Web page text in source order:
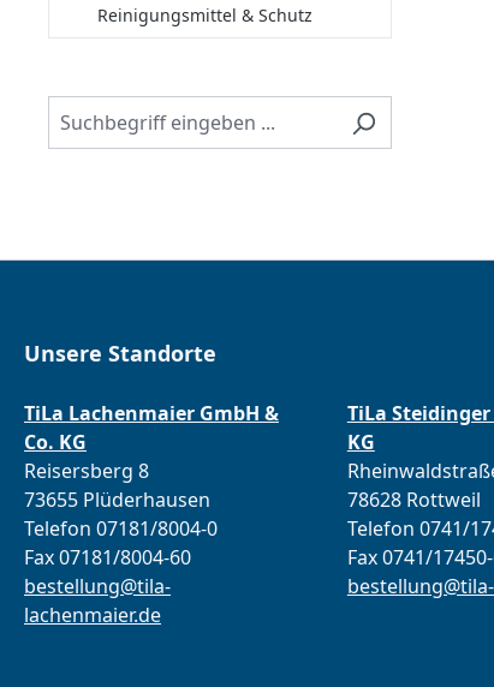
Reinigungsmittel & Schutz
Unsere Standorte
TiLa Lachenmaier GmbH &
Co. KG
Reisersberg 8
73655 Plüderhausen
Telefon 07181/8004-0
Fax 07181/8004-60
bestellung@tila-
lachenmaier.de
TiLa Steidinger
KG
78628 Rottweil
Telefon 0741/
Fax 0741/